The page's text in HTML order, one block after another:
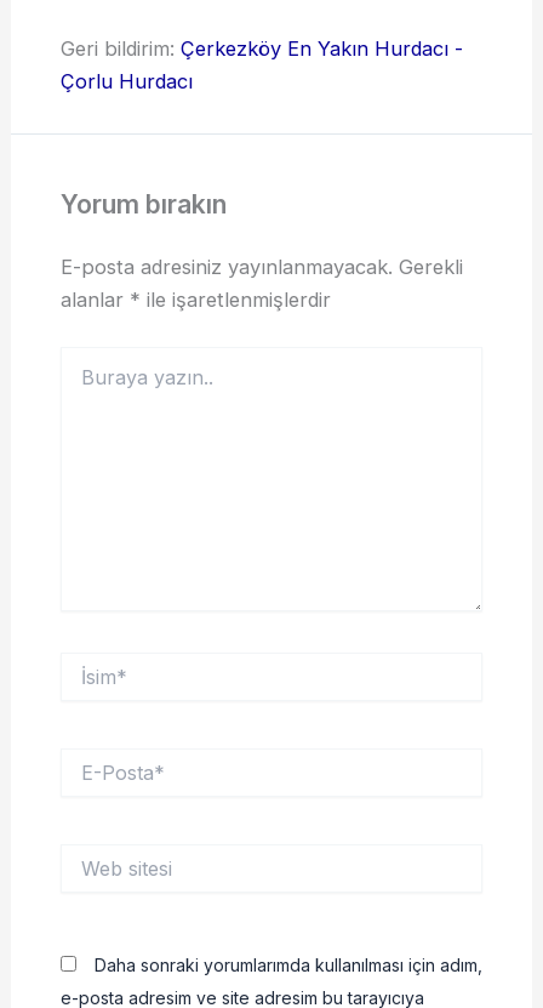
Geri bildirim: Çerkezköy En Yakın Hurdacı -
Çorlu Hurdacı
Yorum bırakın
E-posta adresiniz yayınlanmayacak. Gerekli
alanlar * ile işaretlenmişlerdir
yazın..
İsim*
Posta*
sitesi
Daha sonraki yorumlarımda kullanılması için adım,
e-posta adresim ve site adresim bu tarayıcıya